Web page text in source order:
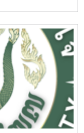
อด) ระหว่างวันที่ 24
ครและสัมภาษณ์งาน
องตนเอง แล้วส่งใบ
และส่งมาที่ สถาน
องเที่ยว E-mail:
หมายเลข 053
ฯ 053-875192 ,
อาษากิจ,คุณพัน
วันที่ 5 มิถุนายน